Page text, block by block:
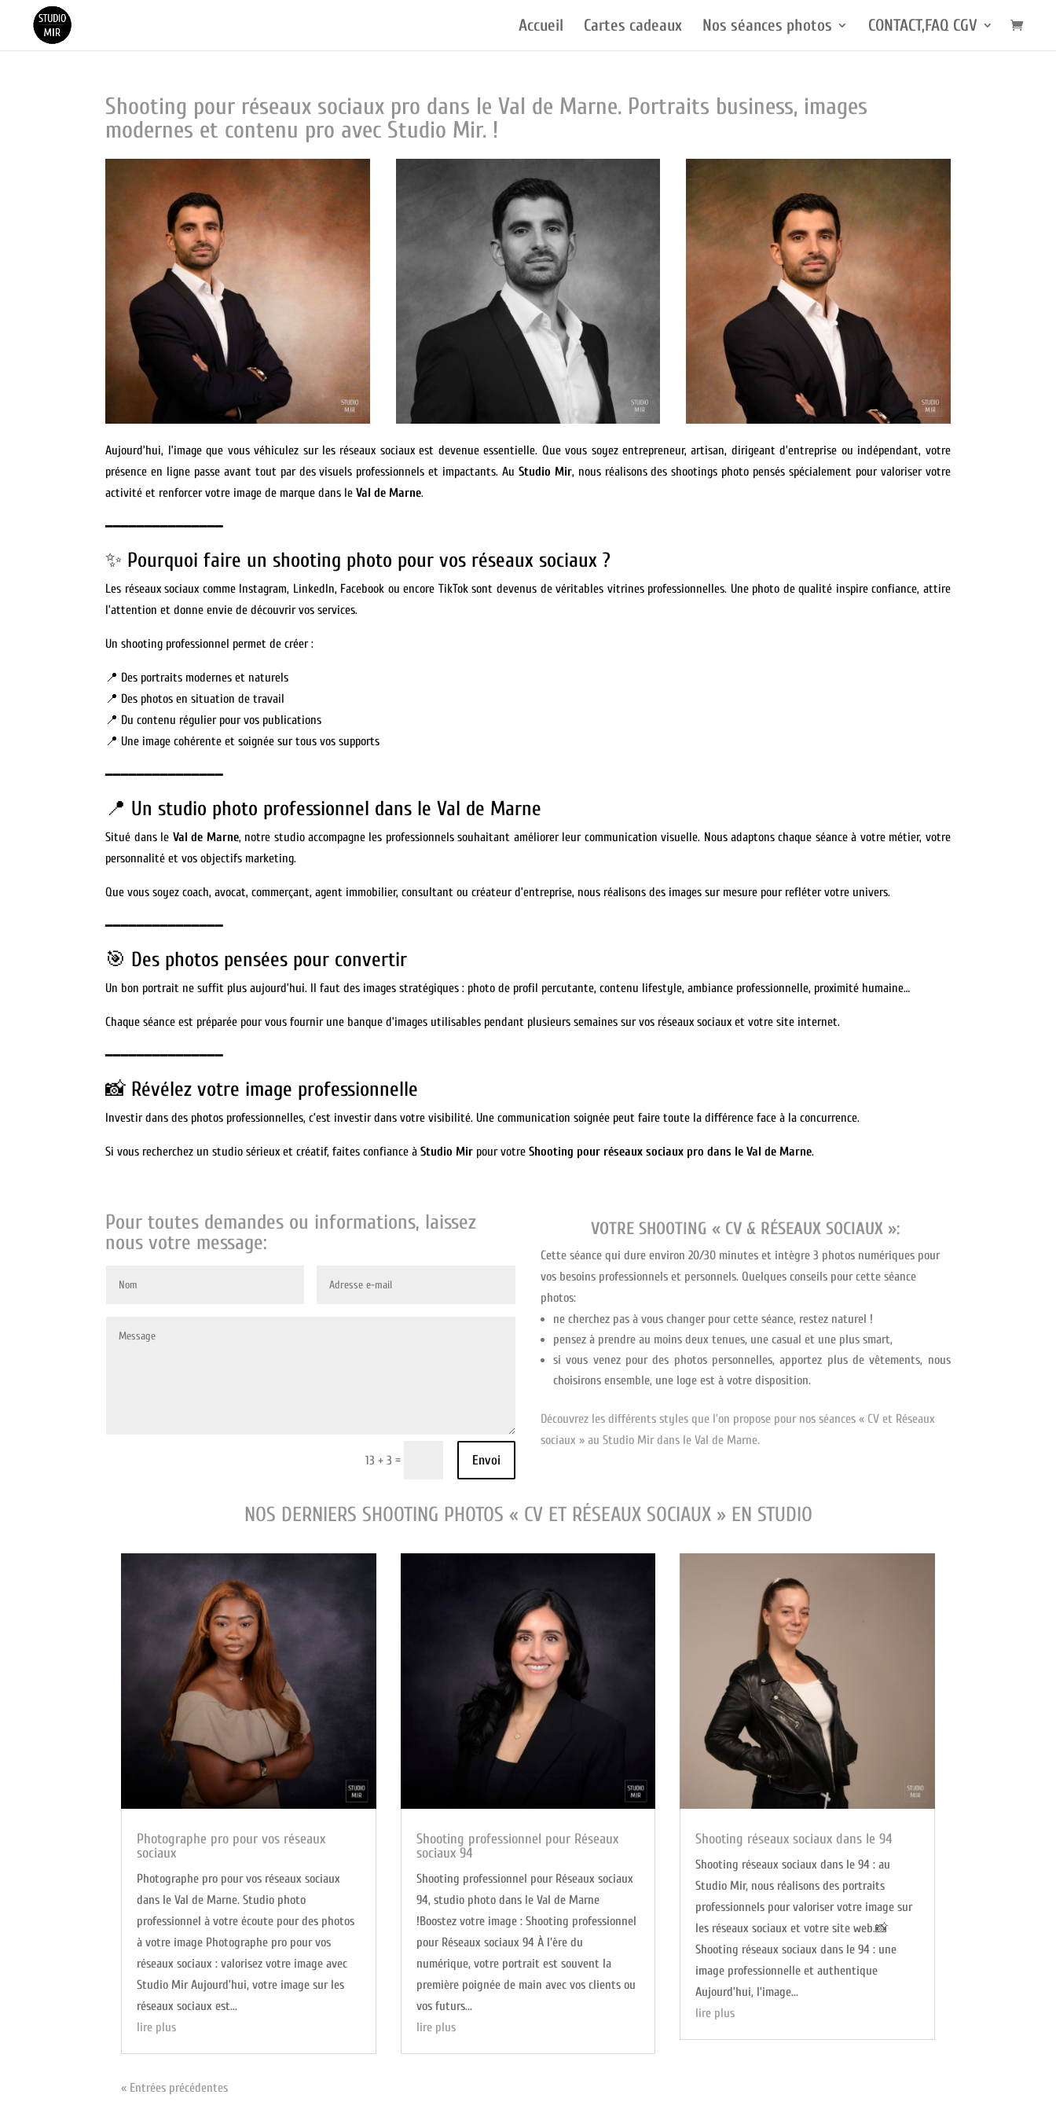
Accueil Cartes cadeaux Nos séances photos CONTACT,FAQ CGV
Shooting pour réseaux sociaux pro dans le Val de Marne. Portraits business, images
modernes et contenu pro avec Studio Mir. !
Aujourd’hui, l’image que vous véhiculez sur les réseaux sociaux est devenue essentielle. Que vous soyez entrepreneur, artisan, dirigeant d’entreprise ou indépendant, votre
présence en ligne passe avant tout par des visuels professionnels et impactants. Au Studio Mir, nous réalisons des shootings photo pensés spécialement pour valoriser votre
activité et renforcer votre image de marque dans leVal de Marne.
━━━━━━━━━━━━━━━
✨ Pourquoi faire un shooting photo pour vos réseaux sociaux ?
Les réseaux sociaux comme Instagram, LinkedIn, Facebook ou encore TikTok sont devenus de véritables vitrines professionnelles. Une photo de qualité inspire confiance, attire
l’attention et donne envie de découvrir vos services.
Un shooting professionnel permet de créer :
📍 Des portraits modernes et naturels
📍 Des photos en situation de travail
📍 Du contenu régulier pour vos publications
📍 Une image cohérente et soignée sur tous vos supports
━━━━━━━━━━━━━━━
📍 Un studio photo professionnel dans le Val de Marne
Situé dans le Val de Marne, notre studio accompagne les professionnels souhaitant améliorer leur communication visuelle. Nous adaptons chaque séance à votre métier, votre
personnalité et vos objectifs marketing.
Que vous soyez coach, avocat, commerçant, agent immobilier, consultant ou créateur d’entreprise, nous réalisons des images sur mesure pour refléter votre univers.
━━━━━━━━━━━━━━━
🎯 Des photos pensées pour convertir
Un bon portrait ne suffit plus aujourd’hui. Il faut des images stratégiques : photo de profil percutante, contenu lifestyle, ambiance professionnelle, proximité humaine…
Chaque séance est préparée pour vous fournir une banque d’images utilisables pendant plusieurs semaines sur vos réseaux sociaux et votre site internet.
━━━━━━━━━━━━━━━
📸 Révélez votre image professionnelle
Investir dans des photos professionnelles, c’est investir dans votre visibilité. Une communication soignée peut faire toute la différence face à la concurrence.
Si vous recherchez un studio sérieux et créatif, faites confiance àStudio Mir pour votreShooting pour réseaux sociaux pro dans le Val de Marne.
Pour toutes demandes ou informations, laissez
nous votre message:
13 + 3 = Envoi
VOTRESHOOTING « CV & RÉSEAUX SOCIAUX »:
Cette séance qui dure environ 20/30 minutes et intègre 3 photos numériques pour
vos besoins professionnels et personnels. Quelques conseils pour cette séance
photos:
ne cherchez pas à vous changer pour cette séance, restez naturel !
pensez à prendre au moins deux tenues, une casual et une plus smart,
si vous venez pour des photos personnelles, apportez plus de vêtements, nous
choisirons ensemble, une loge est à votre disposition.
Découvrez les différents styles que l’on propose pour nos séances « CV et Réseaux
sociaux » au Studio Mir dans le Val de Marne.
NOS DERNIERS SHOOTING PHOTOS « CV ET RÉSEAUX SOCIAUX » EN STUDIO
Photographe pro pour vos réseaux
sociaux
Photographe pro pour vos réseaux sociaux
dans le Val de Marne. Studio photo
professionnel à votre écoute pour des photos
à votre image Photographe pro pour vos
réseaux sociaux : valorisez votre image avec
Studio Mir Aujourd’hui, votre image sur les
réseaux sociaux est...
lire plus
Shooting professionnel pour Réseaux
sociaux 94
Shooting professionnel pour Réseaux sociaux
94, studio photo dans le Val de Marne
!Boostez votre image : Shooting professionnel
pour Réseaux sociaux 94 À l'ère du
numérique, votre portrait est souvent la
première poignée de main avec vos clients ou
vos futurs...
lire plus
Shooting réseaux sociaux dans le 94
Shooting réseaux sociaux dans le 94 : au
Studio Mir, nous réalisons des portraits
professionnels pour valoriser votre image sur
les réseaux sociaux et votre site web.📸
Shooting réseaux sociaux dans le 94 : une
image professionnelle et authentique
Aujourd’hui, l’image...
lire plus
« Entrées précédentes